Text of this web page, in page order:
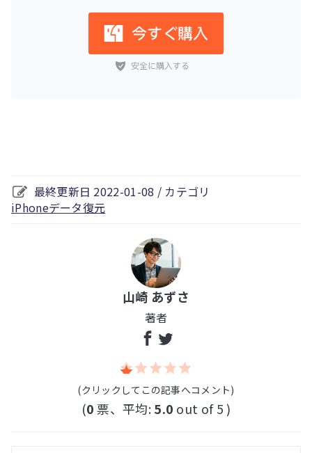
最終更新日 2022-01-08 / カテゴリ
iPhoneデータ復元
山崎 あずさ
著者
(クリックしてこの記事へコメント)
(0票、平均:5.0 out of 5 )